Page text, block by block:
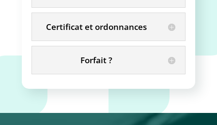
Certificat et ordonnances
Forfait ?